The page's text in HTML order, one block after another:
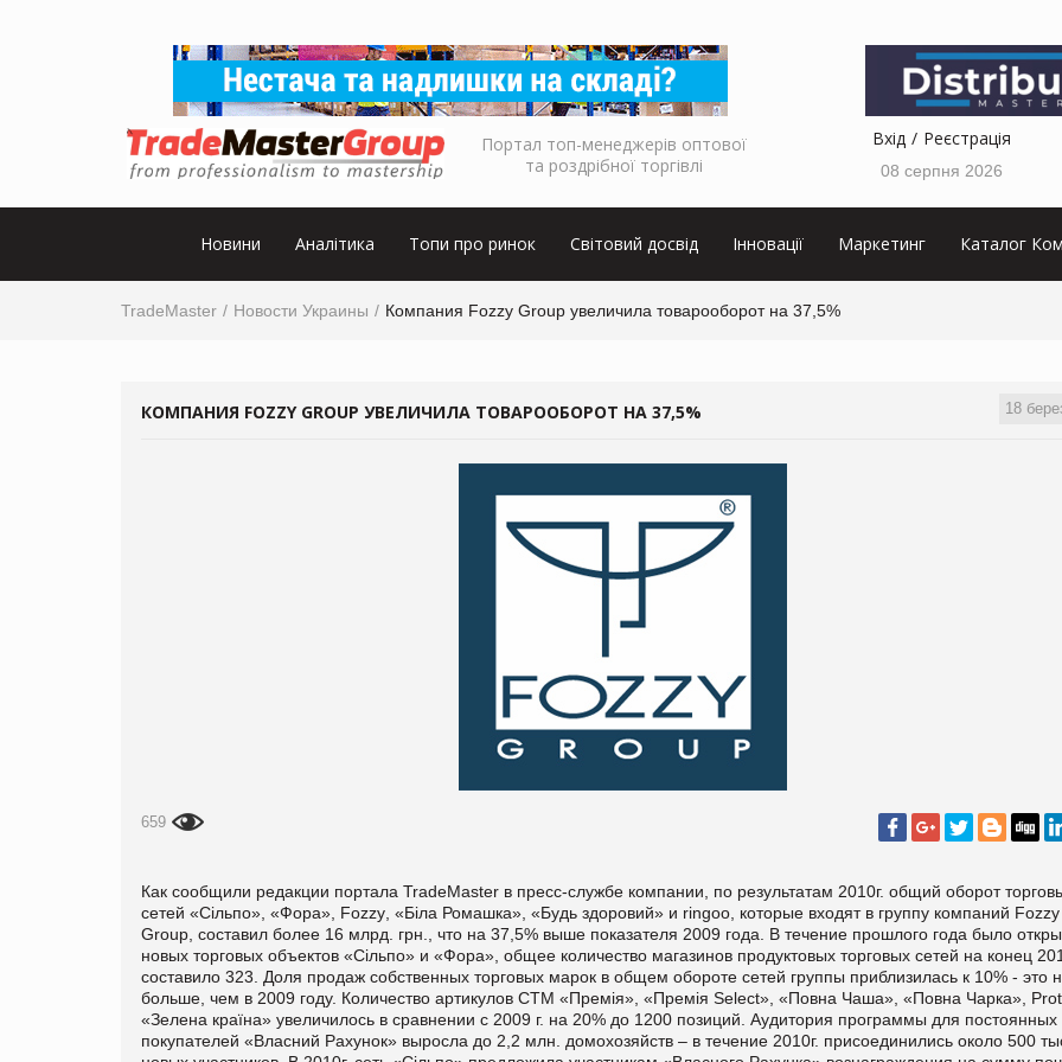
Портал топ-менеджерів оптової
та роздрібної торгівлі
Вхід Реєстрація
08 серпня 2026
Новини Аналітика Топи про ринок Світовий досвід Інновації Маркетинг Каталог
TradeMaster Новости Украины Компания Fozzy Group увеличила товарооборот на 37,5%
18
КОМПАНИЯ FOZZY GROUP УВЕЛИЧИЛА ТОВАРООБОРОТ НА 37,5%
659
Как сообщили редакции портала TradeMaster в пресс-службе компании, по результатам 2010г. общий оборот
сетей «Сільпо», «Фора» Fozzy , «Біла Ромашка», «Будь здоровий» и ringoo , которые входят в группу компаний Fozzy
Group, составил более 16 млрд. грн., что на 37 5% выше показателя 2009 года. В течение прошлого года было
новых торговых объектов «Сільпо» и «Фора», общее количество магазинов продуктовых торговых сетей на конец
составило 323. Доля продаж собственных торговых марок в общем обороте сетей группы приблизилась к 10% - это
больше, чем в 2009 году. Количество артикулов СТМ «Премія», «Премія Select», «Повна Чаша», «Повна Чарка»,
«Зелена країна» увеличилось в сравнении с 2009 г. на 20% до 1200 позиций. Аудитория программы для постоянных
покупателей «Власний Рахунок» выросла до 2,2 млн. домохозяйств – в течение 2010г. присоединились около 500